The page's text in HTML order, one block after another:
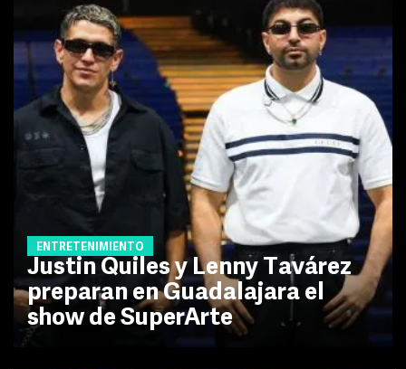
ENTRETENIMIENTO
Justin Quiles y Lenny Tavárez
preparan en Guadalajara el
show de SuperArte